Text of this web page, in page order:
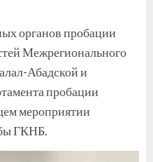
органов пробации
Межрегионального
Абадской и
пробации
мероприятии
ГКНБ.